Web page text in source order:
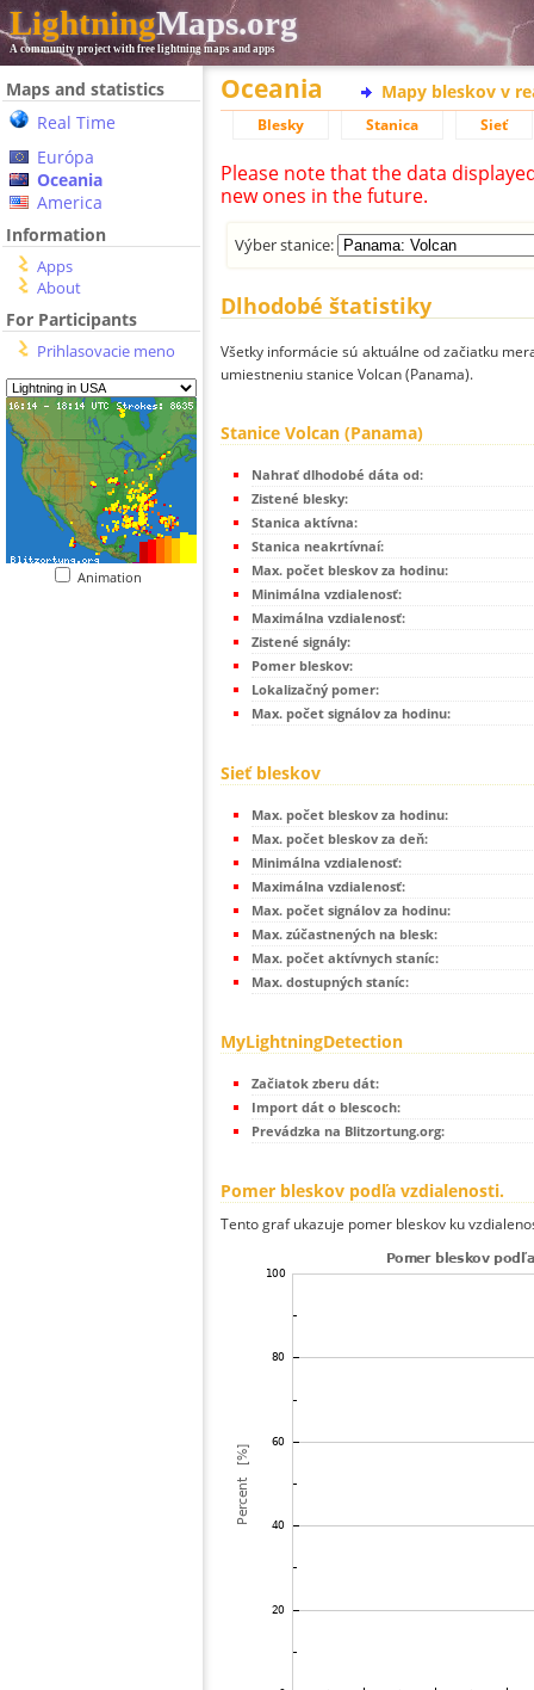
LightningMaps.org
A community project with free lightning maps and apps
Maps and statistics
Real Time
Európa
Oceania
America
Information
Apps
About
For Participants
Prihlasovacie meno
Animation
Oceania Mapy bleskov v
Blesky Stanica Sieť
Please note that the data
new ones in the future.
Výber stanice:
Dlhodobé štatistiky
Všetky informácie sú aktuálne od začiatku
umiestneniu stanice Volcan (Panama).
Stanice Volcan (Panama)
Nahrať dlhodobé dáta od:
Zistené blesky:
Stanica aktívna:
Stanica neakrtívnaí:
Max. počet bleskov za hodinu:
Minimálna vzdialenosť:
Maximálna vzdialenosť:
Zistené signály:
Pomer bleskov:
Lokalizačný pomer:
Max. počet signálov za hodinu:
Sieť bleskov
Max. počet bleskov za hodinu:
Max. počet bleskov za deň:
Minimálna vzdialenosť:
Maximálna vzdialenosť:
Max. počet signálov za hodinu:
Max. zúčastnených na blesk:
Max. počet aktívnych staníc:
Max. dostupných staníc:
MyLightningDetection
Začiatok zberu dát:
Import dát o blescoch:
Prevádzka na Blitzortung.org:
Pomer bleskov podľa vzdialenosti.
Tento graf ukazuje pomer bleskov ku